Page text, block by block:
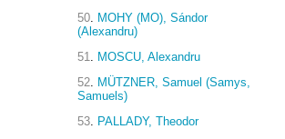
50. MOHY (MO), Sándor
(Alexandru)
51. MOSCU, Alexandru
52. MÜTZNER, Samuel (Samys,
Samuels)
53. PALLADY, Theodor